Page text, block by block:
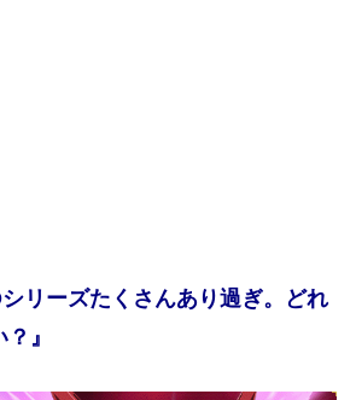
シリーズたくさんあり過ぎ。どれ
』